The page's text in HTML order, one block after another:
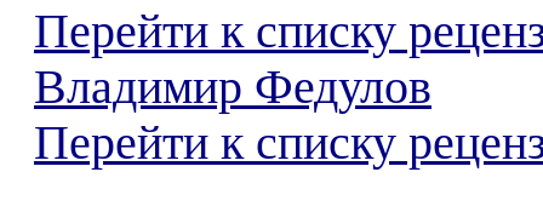
Перейти к списку
Владимир Федулов
Перейти к списку